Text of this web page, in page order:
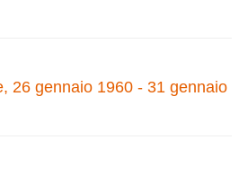
26 gennaio 1960 - 31 gennaio